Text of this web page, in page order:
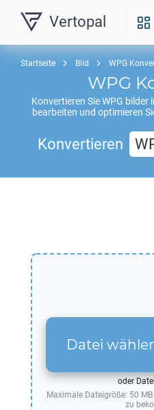
Vertopal
Startseite Bild WPG
WPG
Konvertieren SieWPG bilder
bearbeiten und optimieren
Konvertieren
Datei
oder
Maximale Dateigröße: 50
zu